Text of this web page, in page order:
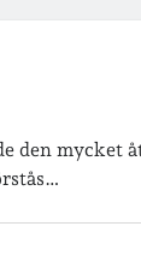
den mycket